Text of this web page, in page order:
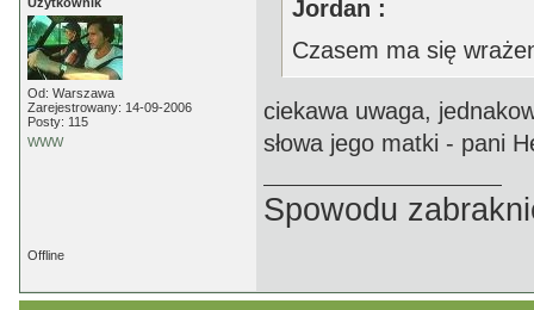
Od: Warszawa
Zarejestrowany: 14-09-2006
Posty: 115
WWW
Jordan :
Czasem ma się
ciekawa uwaga,
słowa jego matki - pani
Spowodu
Offline